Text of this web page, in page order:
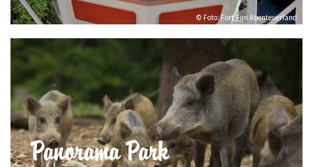
© Foto: Fort Fun Abenteuerland
Panorama Park